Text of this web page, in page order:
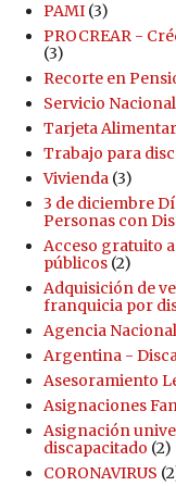
PAMI (3)
PROCREAR -
(3)
Recorte en
Servicio
Tarjeta
Trabajo para
Vivienda (3)
3 de diciembre
Personas con
Acceso gratuito
públicos (2)
Adquisición de
franquicia por
Agencia
Argentina -
Asesoramiento
Asignaciones
Asignación
discapacitado (2)
CORONAVIRUS